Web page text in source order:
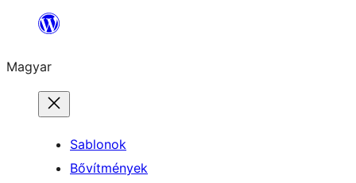
Ugrás
tartalomhoz
Magyar
Sablonok
Bővítmények